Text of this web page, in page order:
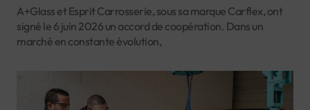
A+Glass et Esprit Carrosserie, sous sa marque Carflex, ont
signé le 6 juin 2026 un accord de coopération. Dans un
marché en constante évolution,